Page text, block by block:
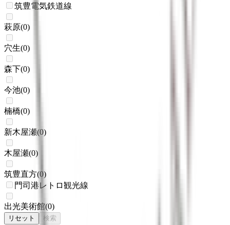
筑豊電気鉄道線
萩原(0)
穴生(0)
森下(0)
今池(0)
楠橋(0)
新木屋瀬(0)
木屋瀬(0)
筑豊直方(0)
門司港レトロ観光線
出光美術館(0)
リセット 検索